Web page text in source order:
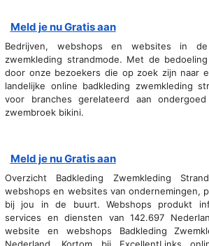
Meld je nu Gratis aan
Bedrijven, webshops en websites in de
zwemkleding strandmode. Met de
door onze bezoekers die op zoek zijn naar
landelijke online badkleding zwemkleding
voor branches gerelateerd aan
zwembroek bikini.
Meld je nu Gratis aan
Overzicht Badkleding Zwemkleding
webshops en websites van ondernemingen,
bij jou in de buurt. Webshops produkt
services en diensten van 142.697
website en webshops Badkleding